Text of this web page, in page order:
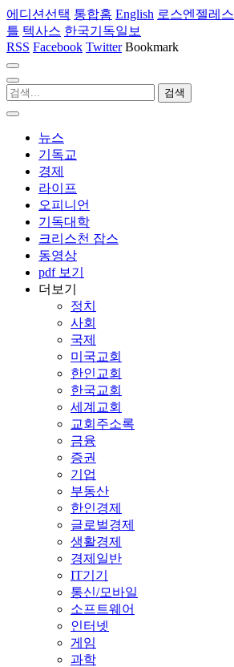
에디션선택 통합홈 English 로스엔젤레스
틀 텍사스 한국기독일보
RSS Facebook Twitter Bookmark
뉴스
기독교
경제
라이프
오피니언
기독대학
크리스천 잡스
동영상
pdf 보기
더보기
정치
사회
국제
미국교회
한인교회
한국교회
세계교회
교회주소록
금융
증권
기업
부동산
한인경제
글로벌경제
생활경제
경제일반
IT기기
통신/모바일
소프트웨어
인터넷
게임
과학